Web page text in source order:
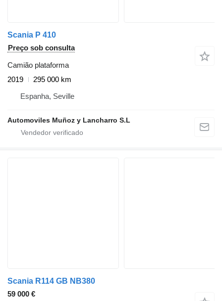
Scania P 410
Preço sob consulta
Camião plataforma
2019
295 000 km
Espanha, Seville
Automoviles Muñoz y Lancharro S.L
Scania R114 GB NB380
59 000 €